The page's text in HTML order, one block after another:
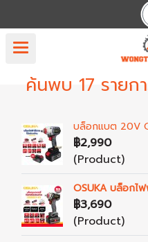
ค้นพบ 17 รายก
บล็อกแบต 20V
฿2,990
(Product)
OSUKA บล็อกไฟ
฿3,690
(Product)